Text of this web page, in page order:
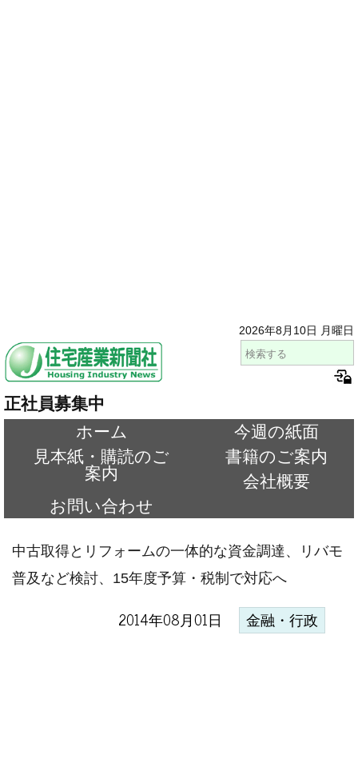
2026年8月10日 月曜日
正社員募集中
ホーム
今週の紙面
見本紙・購読のご
案内
書籍のご案内
会社概要
お問い合わせ
中古取得とリフォームの一体的な資金調達、リバモ
普及など検討、15年度予算・税制で対応へ
2014年08月01日 金融・行政